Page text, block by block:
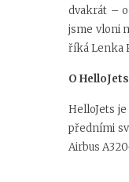
dvakrát –
jsme vloni
říká Lenka
O HelloJets
HelloJets
předními
Airbus